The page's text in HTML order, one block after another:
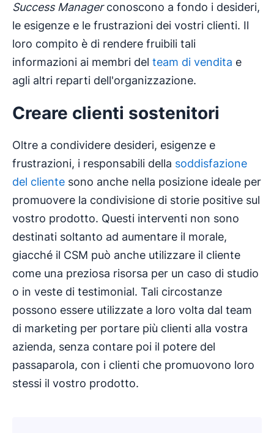
Success Managerconoscono a fondo i desideri,
le esigenze e le frustrazioni dei vostri clienti. Il
loro compito è di rendere fruibili tali
informazioni ai membri del team di vendita e
agli altri reparti dell'organizzazione.
Creare clienti sostenitori
Oltre a condividere desideri, esigenze e
frustrazioni, i responsabili della soddisfazione
del cliente sono anche nella posizione ideale per
promuovere la condivisione di storie positive sul
vostro prodotto. Questi interventi non sono
destinati soltanto ad aumentare il morale,
giacché il CSM può anche utilizzare il cliente
come una preziosa risorsa per un caso di studio
o in veste di testimonial. Tali circostanze
possono essere utilizzate a loro volta dal team
di marketing per portare più clienti alla vostra
azienda, senza contare poi il potere del
passaparola, con i clienti che promuovono loro
stessi il vostro prodotto.